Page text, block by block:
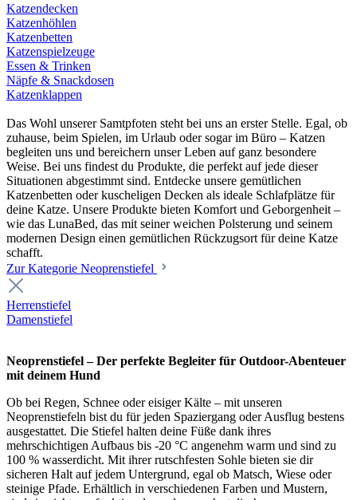
Katzendecken
Katzenhöhlen
Katzenbetten
Katzenspielzeuge
Essen & Trinken
Näpfe & Snackdosen
Katzenklappen
Das Wohl unserer Samtpfoten steht bei uns an erster Stelle. Egal, ob
zuhause, beim Spielen, im Urlaub oder sogar im Büro – Katzen
begleiten uns und bereichern unser Leben auf ganz besondere
Weise. Bei uns findest du Produkte, die perfekt auf jede dieser
Situationen abgestimmt sind. Entdecke unsere gemütlichen
Katzenbetten oder kuscheligen Decken als ideale Schlafplätze für
deine Katze. Unsere Produkte bieten Komfort und Geborgenheit –
wie das LunaBed, das mit seiner weichen Polsterung und seinem
modernen Design einen gemütlichen Rückzugsort für deine Katze
schafft.
Zur Kategorie Neoprenstiefel
Herrenstiefel
Damenstiefel
Neoprenstiefel – Der perfekte Begleiter für Outdoor-Abenteuer
mit deinem Hund
Ob bei Regen, Schnee oder eisiger Kälte – mit unseren
Neoprenstiefeln bist du für jeden Spaziergang oder Ausflug bestens
ausgestattet. Die Stiefel halten deine Füße dank ihres
mehrschichtigen Aufbaus bis -20 °C angenehm warm und sind zu
100 % wasserdicht. Mit ihrer rutschfesten Sohle bieten sie dir
sicheren Halt auf jedem Untergrund, egal ob Matsch, Wiese oder
steinige Pfade. Erhältlich in verschiedenen Farben und Mustern,